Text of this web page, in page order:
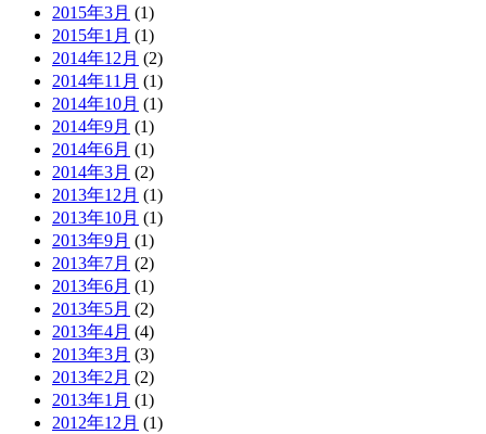
2015年3月 (1)
2015年1月 (1)
2014年12月 (2)
2014年11月 (1)
2014年10月 (1)
2014年9月 (1)
2014年6月 (1)
2014年3月 (2)
2013年12月 (1)
2013年10月 (1)
2013年9月 (1)
2013年7月 (2)
2013年6月 (1)
2013年5月 (2)
2013年4月 (4)
2013年3月 (3)
2013年2月 (2)
2013年1月 (1)
2012年12月 (1)